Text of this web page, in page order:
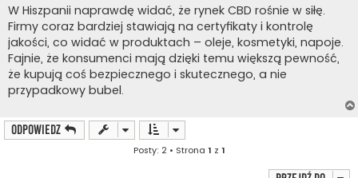
s
W Hiszpanii naprawdę widać, że rynek CBD rośnie w siłę.
Firmy coraz bardziej stawiają na certyfikaty i kontrolę
jakości, co widać w produktach – oleje, kosmetyki, napoje.
Fajnie, że konsumenci mają dzięki temu większą pewność,
że kupują coś bezpiecznego i skutecznego, a nie
przypadkowy bubel.
ODPOWIEDZ
Posty: 2 • Strona 1 z 1